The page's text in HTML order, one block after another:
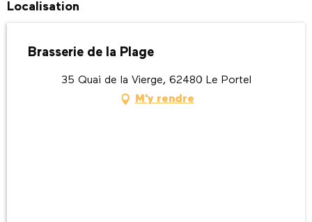
Localisation
Brasserie de la Plage
35 Quai de la Vierge, 62480 Le Portel
M'y rendre